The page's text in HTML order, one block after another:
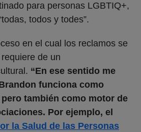
para personas LGBTIQ+,
todos y todes”.
en el cual los reclamos se
de un
“En ese sentido me
funciona como
también como motor de
Por ejemplo, el
la Salud de las Personas